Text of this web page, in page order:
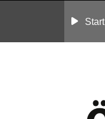
Start